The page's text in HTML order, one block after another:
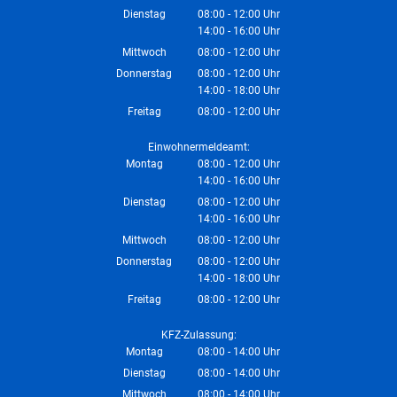
Von 14:00 bis 16:00 Uhr
Dienstag 08:00 - 12:00 Uhr
Von 08:00 bis 12:00 Uhr
14:00 - 16:00 Uhr
Von 14:00 bis 16:00 Uhr
Mittwoch 08:00 - 12:00 Uhr
Von 08:00 bis 12:00 Uhr
Donnerstag 08:00 - 12:00 Uhr
Von 08:00 bis 12:00 Uhr
14:00 - 18:00 Uhr
Von 14:00 bis 18:00 Uhr
Freitag 08:00 - 12:00 Uhr
Einwohnermeldeamt:
Montag
08:00 - 12:00 Uhr
Von 08:00 bis 12:00 Uhr
14:00 - 16:00 Uhr
Von 14:00 bis 16:00 Uhr
Dienstag 08:00 - 12:00 Uhr
Von 08:00 bis 12:00 Uhr
14:00 - 16:00 Uhr
Von 14:00 bis 16:00 Uhr
Mittwoch 08:00 - 12:00 Uhr
Von 08:00 bis 12:00 Uhr
Donnerstag 08:00 - 12:00 Uhr
Von 08:00 bis 12:00 Uhr
14:00 - 18:00 Uhr
Von 14:00 bis 18:00 Uhr
Freitag 08:00 - 12:00 Uhr
KFZ-Zulassung:
Montag
08:00 - 14:00 Uhr
Von 08:00 bis 14:00 Uhr
Dienstag 08:00 - 14:00 Uhr
Von 08:00 bis 14:00 Uhr
Mittwoch 08:00 - 14:00 Uhr